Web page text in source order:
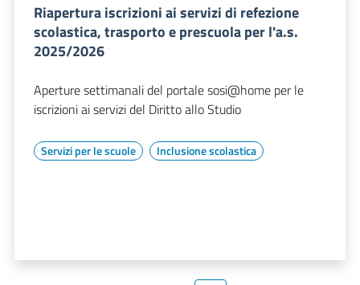
Riapertura iscrizioni ai servizi di refezione
scolastica, trasporto e prescuola per l'a.s.
2025/2026
Aperture settimanali del portale sosi@home per le
iscrizioni ai servizi del Diritto allo Studio
Servizi per le scuole Inclusione scolastica